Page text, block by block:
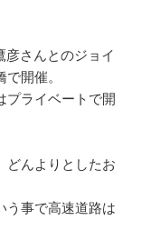
さんとのジョイ
開催。
プライベートで開
どんよりとしたお
う事で高速道路は